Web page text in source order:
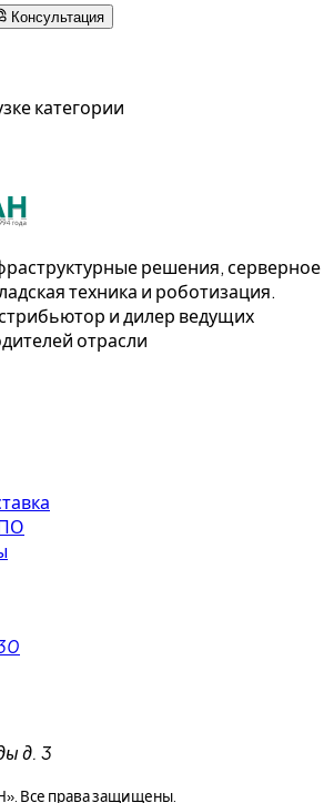
Консультация
категории
решения, серверное
техника и роботизация.
и дилер ведущих
отрасли
д. 3
Все права защищены.